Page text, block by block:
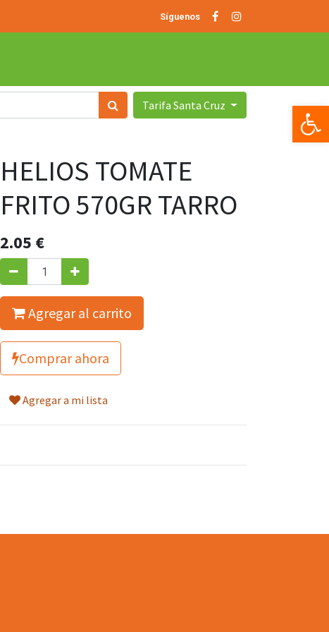
Síguenos
Tarifa Santa Cruz
HELIOS TOMATE
FRITO 570GR TARRO
2.05 €
Agregar al carrito
Comprar ahora
Agregar a mi lista